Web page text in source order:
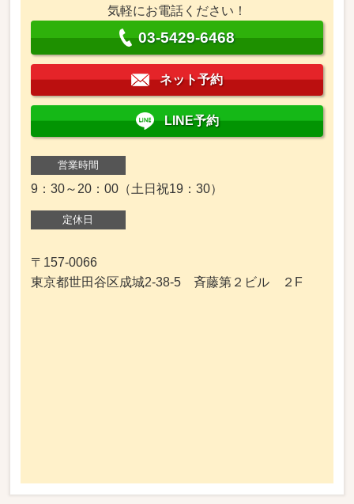
気軽にお電話ください！
03-5429-6468
ネット予約
LINE予約
営業時間
9：30～20：00（土日祝19：30）
定休日
〒157-0066
東京都世田谷区成城2-38-5 斉藤第２ビル ２F